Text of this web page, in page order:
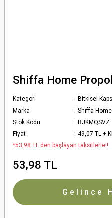
Shiffa Home
Kategori
Bitkisel
Marka
Shiffa Home
Stok Kodu
BJKMQSVZ
Fiyat
49,07 TL +
*53,98 TL den başlayan taksitlerle!!
53,98 TL
Gelince